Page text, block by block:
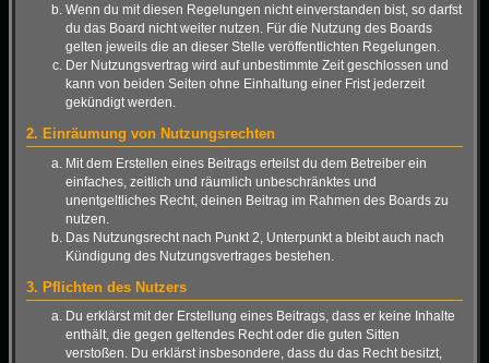
Wenn du mit diesen Regelungen nicht einverstanden bist, so darfst
du das Board nicht weiter nutzen. Für die Nutzung des Boards
gelten jeweils die an dieser Stelle veröffentlichten Regelungen.
Der Nutzungsvertrag wird auf unbestimmte Zeit geschlossen und
kann von beiden Seiten ohne Einhaltung einer Frist jederzeit
gekündigt werden.
2. Einräumung von Nutzungsrechten
Mit dem Erstellen eines Beitrags erteilst du dem Betreiber ein
einfaches, zeitlich und räumlich unbeschränktes und
unentgeltliches Recht, deinen Beitrag im Rahmen des Boards zu
nutzen.
Das Nutzungsrecht nach Punkt 2, Unterpunkt a bleibt auch nach
Kündigung des Nutzungsvertrages bestehen.
3. Pflichten des Nutzers
Du erklärst mit der Erstellung eines Beitrags, dass er keine Inhalte
enthält, die gegen geltendes Recht oder die guten Sitten
verstoßen. Du erklärst insbesondere, dass du das Recht besitzt,